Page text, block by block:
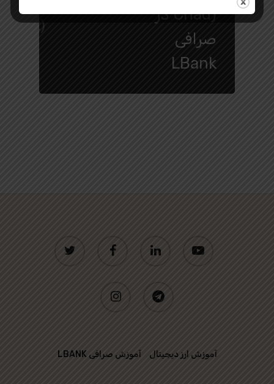
Chad) در
صرافی
LBank
facebook linkedin
instagram telegram
آموزش ارز دیجیتال آموزش صرافی LBANK